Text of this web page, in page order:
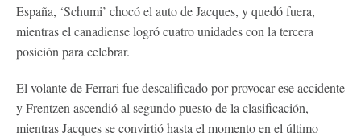
España, ‘Schumi’ chocó el auto de Jacques, y quedó fuera,
mientras el canadiense logró cuatro unidades con la tercera
posición para celebrar.
El volante de Ferrari fue descalificado por provocar ese accidente
y Frentzen ascendió al segundo puesto de la clasificación,
mientras Jacques se convirtió hasta el momento en el último